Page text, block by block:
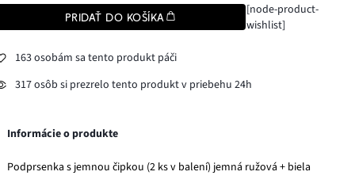
PRIDAŤ DO KOŠÍKA
[node-product-
wishlist]
163 osobám sa tento produkt páči
317 osôb si prezrelo tento produkt v priebehu 24h
Informácie o produkte
Podprsenka s jemnou čipkou (2 ks v balení) jemná ružová + biela